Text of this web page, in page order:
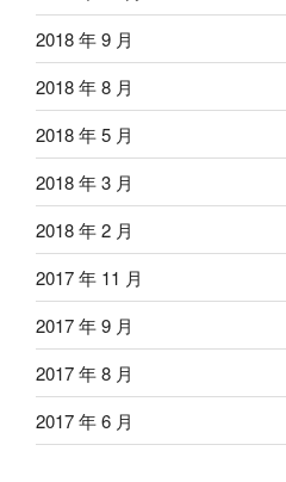
2018 年 9 月
2018 年 8 月
2018 年 5 月
2018 年 3 月
2018 年 2 月
2017 年 11 月
2017 年 9 月
2017 年 8 月
2017 年 6 月